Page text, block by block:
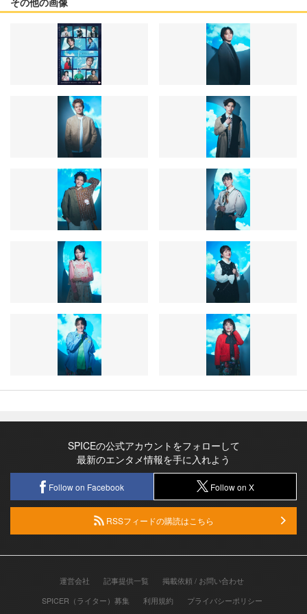
SPICEの公式アカウントをフォローして
最新のエンタメ情報を手に入れよう
Follow on Facebook Follow on X
RSSフィードの購読はこちら
運営会社 記事提供一覧
掲載依頼 / お問い合わせ
SPICER（ライター）募集
利用規約 プライバシーポリシー